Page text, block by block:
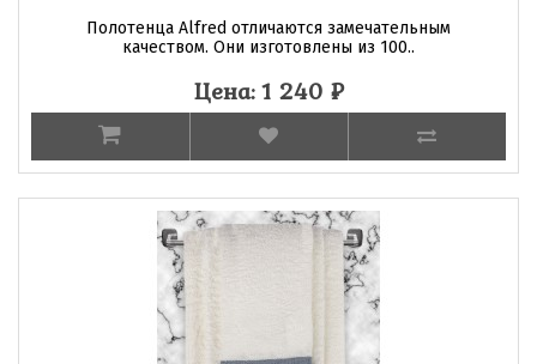
Полотенца Alfred отличаются замечательным
качеством. Они изготовлены из 100..
Цена: 1 240 ₽